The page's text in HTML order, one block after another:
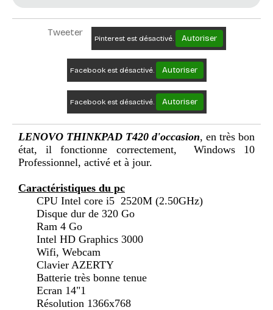
Tweeter
Pinterest est désactivé. Autoriser
Facebook est désactivé. Autoriser
Facebook est désactivé. Autoriser
LENOVO THINKPAD T420 d'occasion, en très bon
état, il fonctionne correctement,
Windows 10
Professionnel, activé et à jour.
Caractéristiques du pc
CPU Intel core i5 2520M (2.50GHz)
Disque dur de 320 Go
Ram 4 Go
Intel HD Graphics 3000
Wifi, Webcam
Clavier AZERTY
Batterie très bonne tenue
Ecran 14"1
Résolution 1366x768